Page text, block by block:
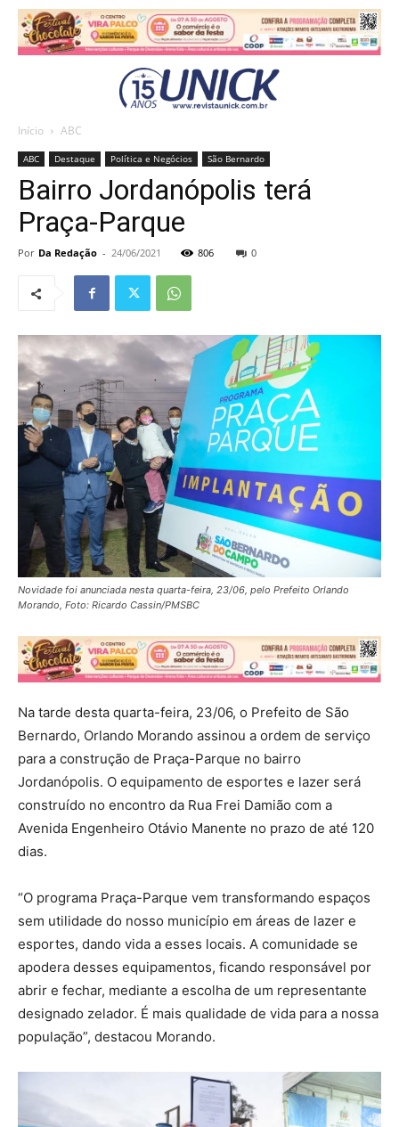
Início ABC
ABC Destaque Política e Negócios São Bernardo
Bairro Jordanópolis terá
Praça-Parque
Por Da Redação - 24/06/2021 806 0
Novidade foi anunciada nesta quarta-feira, 23/06, pelo Prefeito Orlando
Morando, Foto: Ricardo Cassin/PMSBC
Na tarde desta quarta-feira, 23/06, o Prefeito de São
Bernardo, Orlando Morando assinou a ordem de serviço
para a construção de Praça-Parque no bairro
Jordanópolis. O equipamento de esportes e lazer será
construído no encontro da Rua Frei Damião com a
Avenida Engenheiro Otávio Manente no prazo de até 120
dias.
“O programa Praça-Parque vem transformando espaços
sem utilidade do nosso município em áreas de lazer e
esportes, dando vida a esses locais. A comunidade se
apodera desses equipamentos, ficando responsável por
abrir e fechar, mediante a escolha de um representante
designado zelador. É mais qualidade de vida para a nossa
população”, destacou Morando.